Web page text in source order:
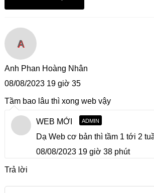
A
Anh Phan Hoàng Nhân
08/08/2023 19 giờ 35
Tầm bao lâu thì xong web vậy
WEB MỚI ADMIN
Dạ Web cơ bản thì tầm 1 tới 2
08/08/2023 19 giờ 38 phút
Trả lời